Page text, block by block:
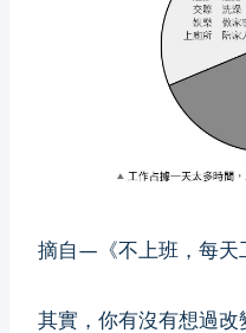
摘自—《不上班，每天
其實，你有沒有想過改